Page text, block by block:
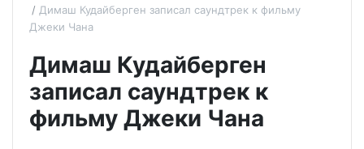
Димаш Кудайберген записал саундтрек к фильму
Джеки Чана
Димаш Кудайберген
записал саундтрек к
фильму Джеки Чана